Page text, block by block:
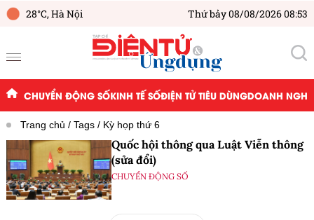
28°C,Hà Nội Thứ bảy 08/08/2026 08:53
CHUYỂN ĐỘNG SỐKINH TẾ SỐĐIỆN TỬ TIÊU DÙNGDOANH
Trang chủ Tags Kỳ họp thứ 6
Quốc hội thông qua Luật Viễn thông
(sửa đổi)
CHUYỂN ĐỘNG SỐ